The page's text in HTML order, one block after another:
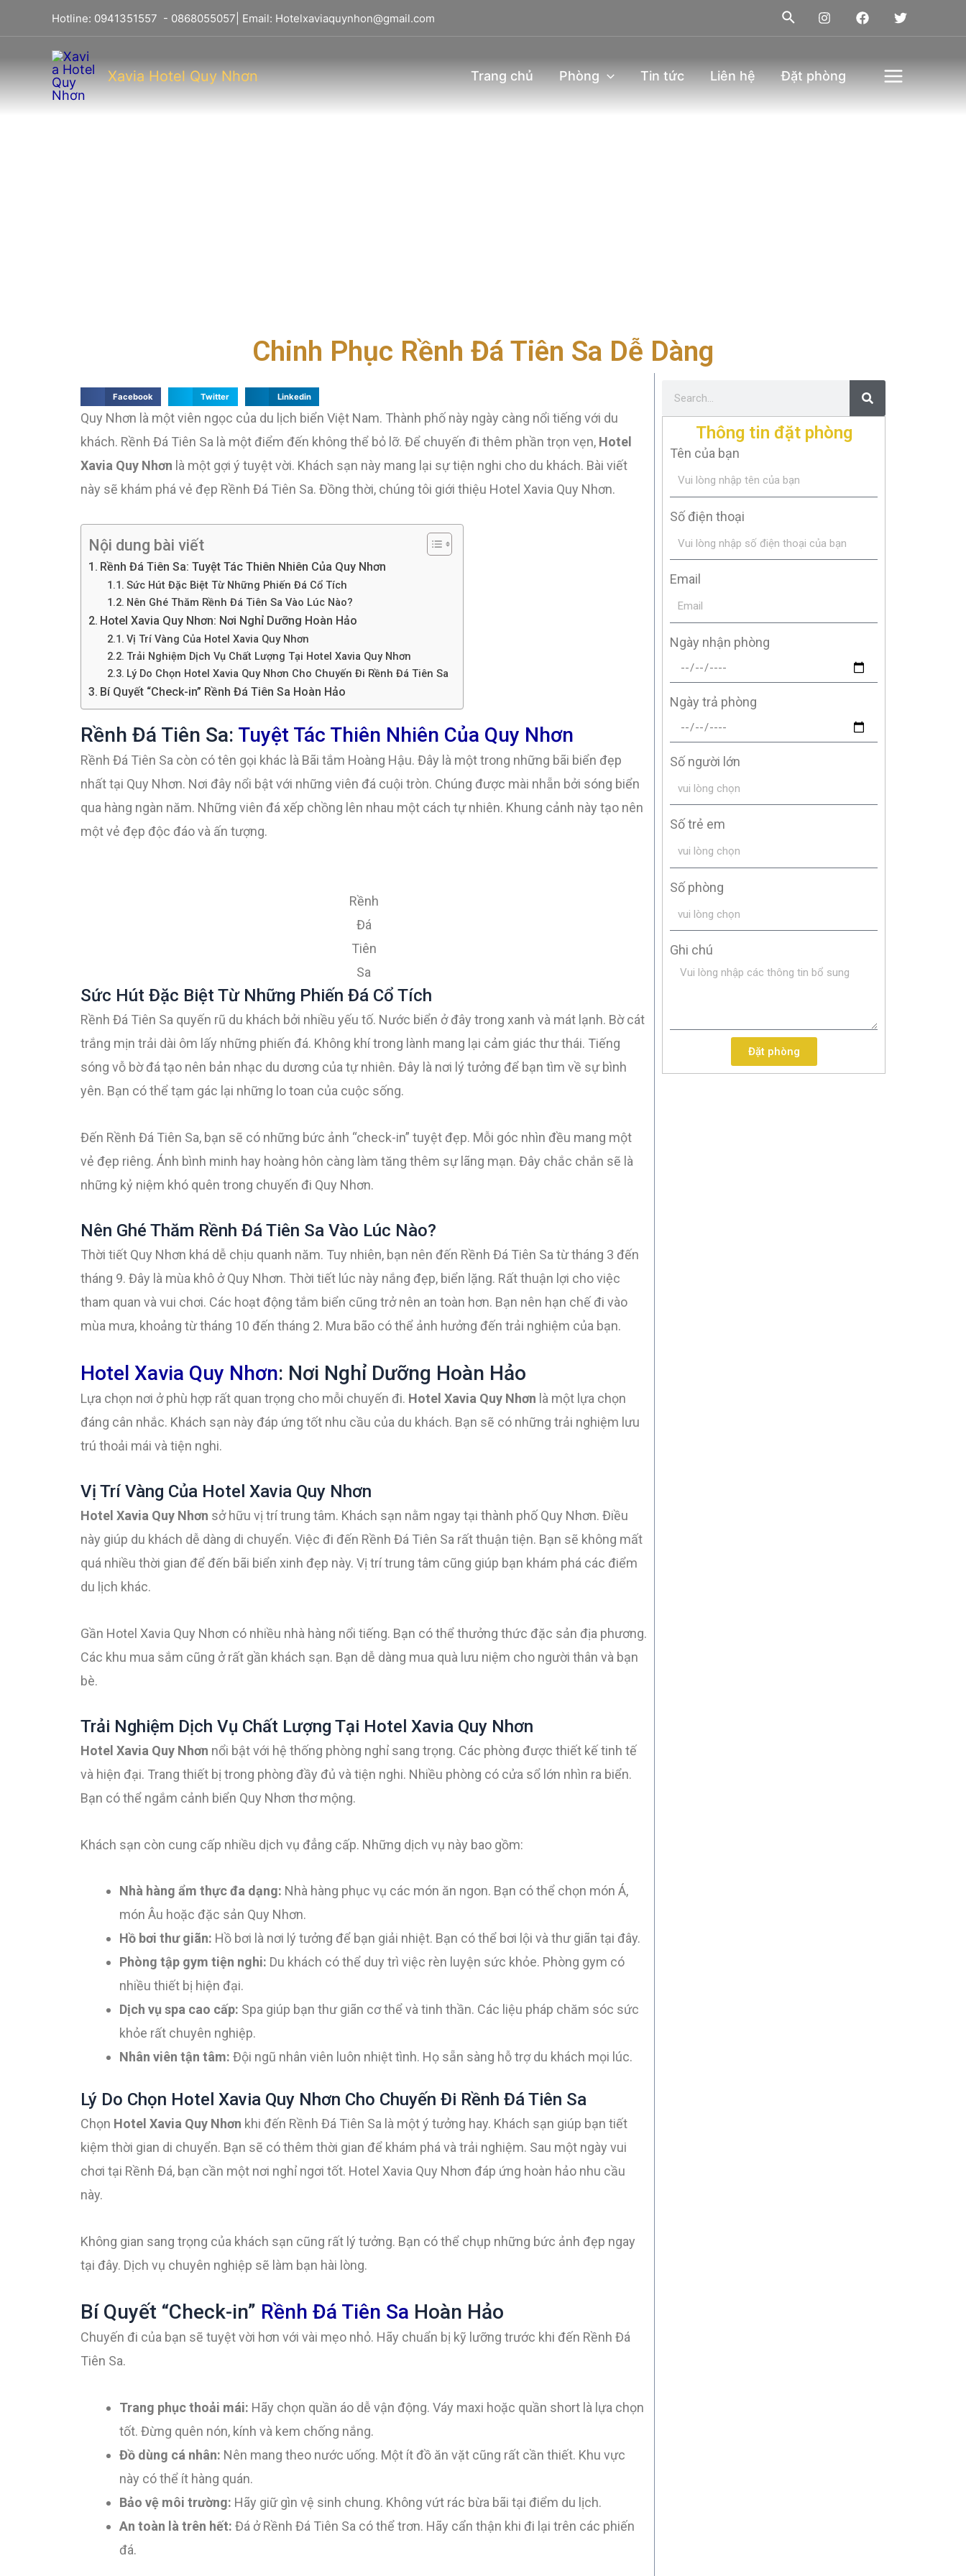
Hotline: 0941351557 - 0868055057 | Email: Hotelxaviaquynhon@gmail.com
Xavia Hotel Quy Nhơn Trang chủ Phòng Tin tức Liên hệ Đặt phòng
Chinh Phục Rềnh Đá Tiên Sa Dễ Dàng
Facebook Twitter Linkedin
Quy Nhơn là một viên ngọc của du lịch biển Việt Nam. Thành phố này ngày càng nổi tiếng với du
khách. Rềnh Đá Tiên Sa là một điểm đến không thể bỏ lỡ. Để chuyến đi thêm phần trọn vẹn, Hotel
Xavia Quy Nhơn là một gợi ý tuyệt vời. Khách sạn này mang lại sự tiện nghi cho du khách. Bài viết
này sẽ khám phá vẻ đẹp Rềnh Đá Tiên Sa. Đồng thời, chúng tôi giới thiệu Hotel Xavia Quy Nhơn.
Nội dung bài viết
Rềnh Đá Tiên Sa: Tuyệt Tác Thiên Nhiên Của Quy Nhơn
Sức Hút Đặc Biệt Từ Những Phiến Đá Cổ Tích
Nên Ghé Thăm Rềnh Đá Tiên Sa Vào Lúc Nào?
Hotel Xavia Quy Nhơn: Nơi Nghỉ Dưỡng Hoàn Hảo
Vị Trí Vàng Của Hotel Xavia Quy Nhơn
Trải Nghiệm Dịch Vụ Chất Lượng Tại Hotel Xavia Quy Nhơn
Lý Do Chọn Hotel Xavia Quy Nhơn Cho Chuyến Đi Rềnh Đá Tiên Sa
Bí Quyết “Check-in” Rềnh Đá Tiên Sa Hoàn Hảo
Rềnh Đá Tiên Sa: Tuyệt Tác Thiên Nhiên Của Quy Nhơn
Rềnh Đá Tiên Sa còn có tên gọi khác là Bãi tắm Hoàng Hậu. Đây là một trong những bãi biển đẹp
nhất tại Quy Nhơn. Nơi đây nổi bật với những viên đá cuội tròn. Chúng được mài nhẵn bởi sóng biển
qua hàng ngàn năm. Những viên đá xếp chồng lên nhau một cách tự nhiên. Khung cảnh này tạo nên
một vẻ đẹp độc đáo và ấn tượng.
Rềnh
Đá
Tiên
Sa
Sức Hút Đặc Biệt Từ Những Phiến Đá Cổ Tích
Rềnh Đá Tiên Sa quyến rũ du khách bởi nhiều yếu tố. Nước biển ở đây trong xanh và mát lạnh. Bờ cát
trắng mịn trải dài ôm lấy những phiến đá. Không khí trong lành mang lại cảm giác thư thái. Tiếng
sóng vỗ bờ đá tạo nên bản nhạc du dương của tự nhiên. Đây là nơi lý tưởng để bạn tìm về sự bình
yên. Bạn có thể tạm gác lại những lo toan của cuộc sống.
Đến Rềnh Đá Tiên Sa, bạn sẽ có những bức ảnh “check-in” tuyệt đẹp. Mỗi góc nhìn đều mang một
vẻ đẹp riêng. Ánh bình minh hay hoàng hôn càng làm tăng thêm sự lãng mạn. Đây chắc chắn sẽ là
những kỷ niệm khó quên trong chuyến đi Quy Nhơn.
Nên Ghé Thăm Rềnh Đá Tiên Sa Vào Lúc Nào?
Thời tiết Quy Nhơn khá dễ chịu quanh năm. Tuy nhiên, bạn nên đến Rềnh Đá Tiên Sa từ tháng 3 đến
tháng 9. Đây là mùa khô ở Quy Nhơn. Thời tiết lúc này nắng đẹp, biển lặng. Rất thuận lợi cho việc
tham quan và vui chơi. Các hoạt động tắm biển cũng trở nên an toàn hơn. Bạn nên hạn chế đi vào
mùa mưa, khoảng từ tháng 10 đến tháng 2. Mưa bão có thể ảnh hưởng đến trải nghiệm của bạn.
Hotel Xavia Quy Nhơn: Nơi Nghỉ Dưỡng Hoàn Hảo
Lựa chọn nơi ở phù hợp rất quan trọng cho mỗi chuyến đi. Hotel Xavia Quy Nhơn là một lựa chọn
đáng cân nhắc. Khách sạn này đáp ứng tốt nhu cầu của du khách. Bạn sẽ có những trải nghiệm lưu
trú thoải mái và tiện nghi.
Vị Trí Vàng Của Hotel Xavia Quy Nhơn
Hotel Xavia Quy Nhơn sở hữu vị trí trung tâm. Khách sạn nằm ngay tại thành phố Quy Nhơn. Điều
này giúp du khách dễ dàng di chuyển. Việc đi đến Rềnh Đá Tiên Sa rất thuận tiện. Bạn sẽ không mất
quá nhiều thời gian để đến bãi biển xinh đẹp này. Vị trí trung tâm cũng giúp bạn khám phá các điểm
du lịch khác.
Gần Hotel Xavia Quy Nhơn có nhiều nhà hàng nổi tiếng. Bạn có thể thưởng thức đặc sản địa phương.
Các khu mua sắm cũng ở rất gần khách sạn. Bạn dễ dàng mua quà lưu niệm cho người thân và bạn
bè.
Trải Nghiệm Dịch Vụ Chất Lượng Tại Hotel Xavia Quy Nhơn
Hotel Xavia Quy Nhơn nổi bật với hệ thống phòng nghỉ sang trọng. Các phòng được thiết kế tinh tế
và hiện đại. Trang thiết bị trong phòng đầy đủ và tiện nghi. Nhiều phòng có cửa sổ lớn nhìn ra biển.
Bạn có thể ngắm cảnh biển Quy Nhơn thơ mộng.
Khách sạn còn cung cấp nhiều dịch vụ đẳng cấp. Những dịch vụ này bao gồm:
Nhà hàng ẩm thực đa dạng: Nhà hàng phục vụ các món ăn ngon. Bạn có thể chọn món Á,
món Âu hoặc đặc sản Quy Nhơn.
Hồ bơi thư giãn: Hồ bơi là nơi lý tưởng để bạn giải nhiệt. Bạn có thể bơi lội và thư giãn tại đây.
Phòng tập gym tiện nghi: Du khách có thể duy trì việc rèn luyện sức khỏe. Phòng gym có
nhiều thiết bị hiện đại.
Dịch vụ spa cao cấp: Spa giúp bạn thư giãn cơ thể và tinh thần. Các liệu pháp chăm sóc sức
khỏe rất chuyên nghiệp.
Nhân viên tận tâm: Đội ngũ nhân viên luôn nhiệt tình. Họ sẵn sàng hỗ trợ du khách mọi lúc.
Lý Do Chọn Hotel Xavia Quy Nhơn Cho Chuyến Đi Rềnh Đá Tiên Sa
Chọn Hotel Xavia Quy Nhơn khi đến Rềnh Đá Tiên Sa là một ý tưởng hay. Khách sạn giúp bạn tiết
kiệm thời gian di chuyển. Bạn sẽ có thêm thời gian để khám phá và trải nghiệm. Sau một ngày vui
chơi tại Rềnh Đá, bạn cần một nơi nghỉ ngơi tốt. Hotel Xavia Quy Nhơn đáp ứng hoàn hảo nhu cầu
này.
Không gian sang trọng của khách sạn cũng rất lý tưởng. Bạn có thể chụp những bức ảnh đẹp ngay
tại đây. Dịch vụ chuyên nghiệp sẽ làm bạn hài lòng.
Bí Quyết “Check-in” Rềnh Đá Tiên Sa Hoàn Hảo
Chuyến đi của bạn sẽ tuyệt vời hơn với vài mẹo nhỏ. Hãy chuẩn bị kỹ lưỡng trước khi đến Rềnh Đá
Tiên Sa.
Trang phục thoải mái: Hãy chọn quần áo dễ vận động. Váy maxi hoặc quần short là lựa chọn
tốt. Đừng quên nón, kính và kem chống nắng.
Đồ dùng cá nhân: Nên mang theo nước uống. Một ít đồ ăn vặt cũng rất cần thiết. Khu vực
này có thể ít hàng quán.
Bảo vệ môi trường: Hãy giữ gìn vệ sinh chung. Không vứt rác bừa bãi tại điểm du lịch.
An toàn là trên hết: Đá ở Rềnh Đá Tiên Sa có thể trơn. Hãy cẩn thận khi đi lại trên các phiến
đá.
Thông tin đặt phòng
Tên của bạn
Số điện thoại
Email
Ngày nhận phòng
Ngày trả phòng
Số người lớn
Số trẻ em
Số phòng
Ghi chú
Đặt phòng